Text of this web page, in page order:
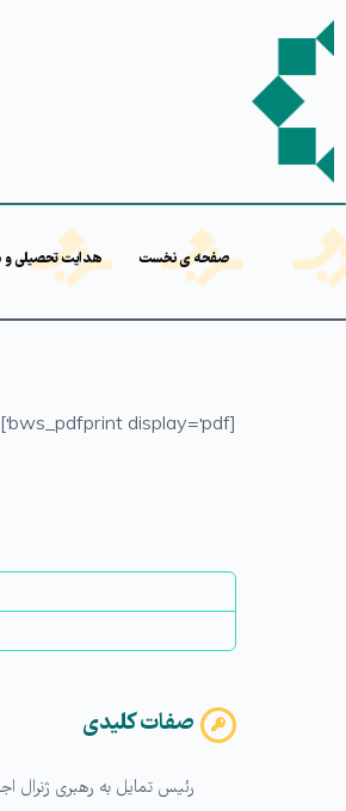
صفحه ی نخست هدایت تحصیلی
[bws_pdfprint display='pdf']
صفات کلیدی
رئیس تمایل به رهبری ژنرال